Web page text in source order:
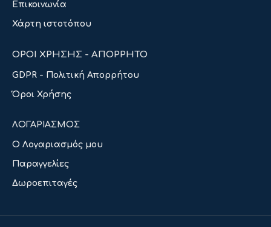
Επικοινωνία
Χάρτη ιστοτόπου
ΟΡΟΙ ΧΡΗΣΗΣ - ΑΠΟΡΡΗΤΟ
GDPR - Πολιτική Απορρήτου
Όροι Χρήσης
ΛΟΓΑΡΙΑΣΜΟΣ
Ο Λογαριασμός μου
Παραγγελίες
Δωροεπιταγές